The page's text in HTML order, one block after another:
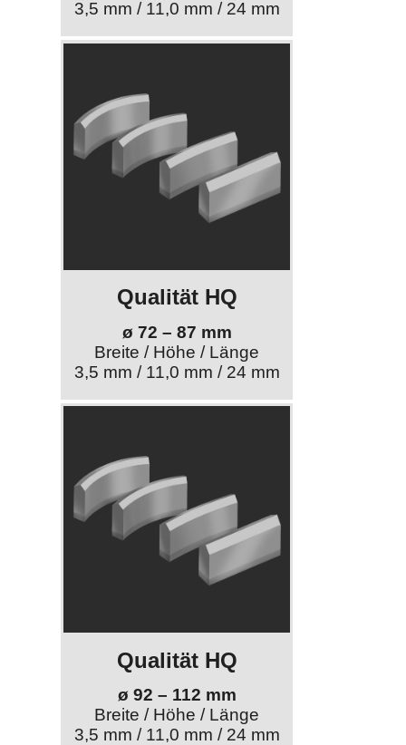
3,5 mm / 11,0 mm / 24 mm
Qualität HQ
ø 72 – 87 mm
Breite / Höhe / Länge
3,5 mm / 11,0 mm / 24 mm
Qualität HQ
ø 92 – 112 mm
Breite / Höhe / Länge
3,5 mm / 11,0 mm / 24 mm